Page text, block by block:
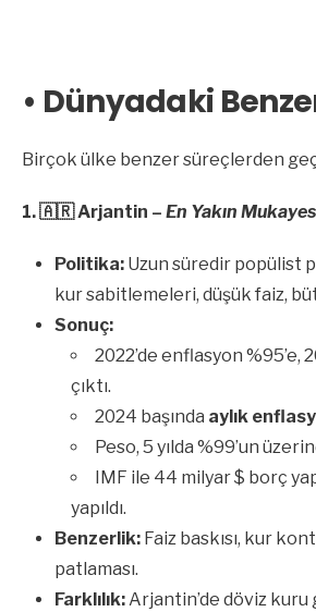
• Dünyadaki
Birçok ülke benzer süreçlerden
1.🇦🇷Arjantin – En Yakın
Politika: Uzun süredir popülist
kur sabitlemeleri, düşük faiz,
Sonuç:
2022’de enflasyon %95’e,
çıktı.
2024 başında aylık
Peso, 5 yılda %99’un
IMF ile 44 milyar $ borç
yapıldı.
Benzerlik: Faiz baskısı, kur
patlaması.
Farklılık:Arjantin’de döviz kuru